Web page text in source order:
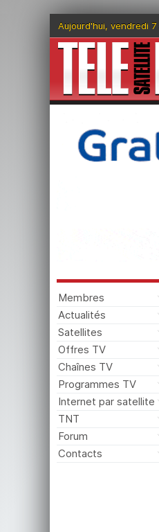
Aujourd'hui, vendredi
Membres
Actualités
Satellites
Offres TV
Chaînes TV
Programmes TV
Internet par satellite
TNT
Forum
Contacts